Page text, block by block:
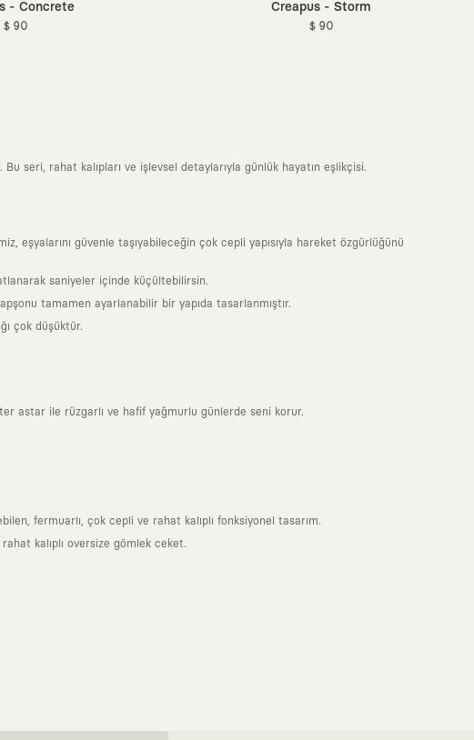
- Concrete
$ 90
Creapus - Storm
$ 90
seri, rahat kalıpları ve işlevsel detaylarıyla günlük hayatın eşlikçisi.
güvenle taşıyabileceğin çok cepli yapısıyla hareket özgürlüğünü
saniyeler içinde küçültebilirsin.
tamamen ayarlanabilir bir yapıda tasarlanmıştır.
çok düşüktür.
astar ile rüzgarlı ve hafif yağmurlu günlerde seni korur.
fermuarlı, çok cepli ve rahat kalıplı fonksiyonel tasarım.
kalıplı oversize gömlek ceket.